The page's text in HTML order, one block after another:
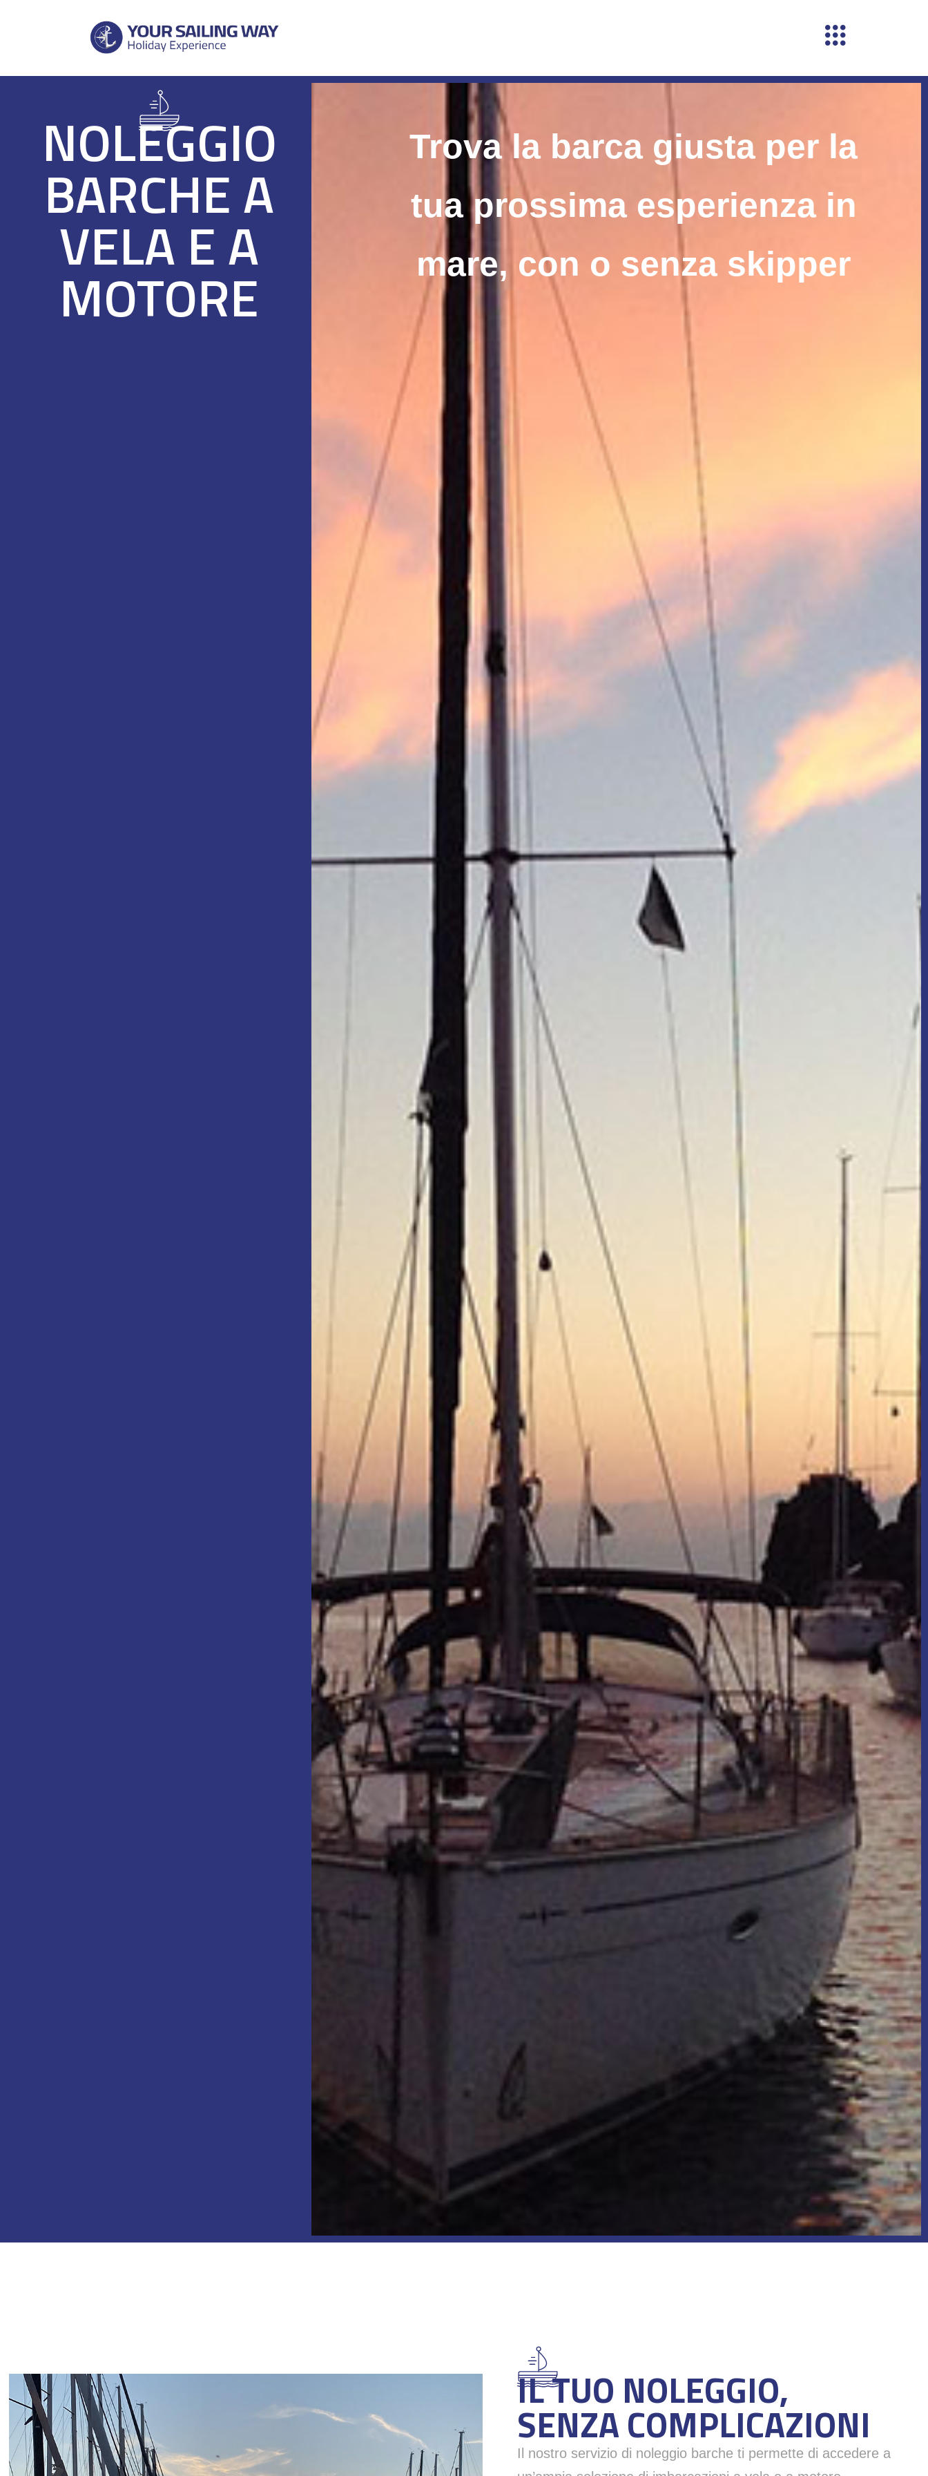
contenuto
NOLEGGIO
BARCHE A
VELA E A
MOTORE
Trova la barca giusta per la
tua prossima esperienza in
mare, con o senza skipper
IL TUO NOLEGGIO,
SENZA COMPLICAZIONI
Il nostro servizio di noleggio barche ti permette di accedere a